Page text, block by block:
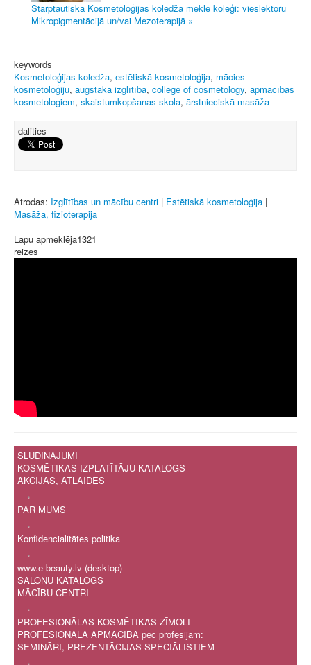
Starptautiskā Kosmetoloģijas koledža meklē kolēģi: vieslektoru
Mikropigmentācijā un/vai Mezoterapijā »
keywords
Kosmetoloģijas koledža, estētiskā kosmetoloģija, mācies
kosmetoloģiju, augstākā izglītība, college of cosmetology, apmācības
kosmetologiem, skaistumkopšanas skola, ārstnieciskā masāža
dalities
Atrodas: Izglītības un mācību centri | Estētiskā kosmetoloģija |
Masāža, fizioterapija
Lapu apmeklēja1321
reizes
SLUDINĀJUMI
KOSMĒTIKAS IZPLATĪTĀJU KATALOGS
AKCIJAS, ATLAIDES
.
PAR MUMS
.
Konfidencialitātes politika
.
www.e-beauty.lv (desktop)
SALONU KATALOGS
MĀCĪBU CENTRI
.
PROFESIONĀLAS KOSMĒTIKAS ZĪMOLI
PROFESIONĀLĀ APMĀCĪBA pēc profesijām:
SEMINĀRI, PREZENTĀCIJAS SPECIĀLISTIEM
.